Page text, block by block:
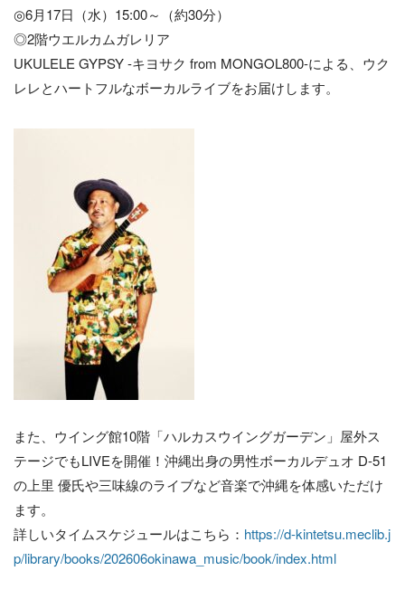
◎6月17日（水）15:00～（約30分）
◎2階ウエルカムガレリア
UKULELE GYPSY -キヨサク from MONGOL800-による、ウク
レレとハートフルなボーカルライブをお届けします。
また、ウイング館10階「ハルカスウイングガーデン」屋外ス
テージでもLIVEを開催！沖縄出身の男性ボーカルデュオ D-51
の上里 優氏や三味線のライブなど音楽で沖縄を体感いただけ
ます。
詳しいタイムスケジュールはこちら： https://d-kintetsu.meclib.j
p/library/books/202606okinawa_music/book/index.html